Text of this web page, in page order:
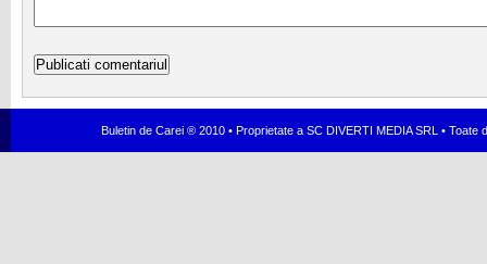
Buletin de Carei ® 2010 • Proprietate a SC DIVERTI MEDIA SRL •